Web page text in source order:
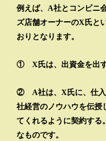
例えば、 A社とコンビニ
ズ店舗オーナーのX 氏と
おりとなります。
①X 氏は、出資金を出す
② A社は、X 氏に、仕
社経営のノウハウを伝授
てくれるように契約する
なものです。